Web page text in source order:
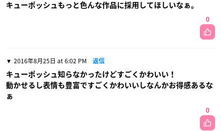
キューポッシュもっと色んな作品に採用してほしいなぁ。
0
2016年8月25日 at 6:02 PM 返信
キューポッシュ知らなかったけどすごくかわいい！
動かせるし表情も豊富ですごくかわいいしなんかお得感あるな
ぁ
0